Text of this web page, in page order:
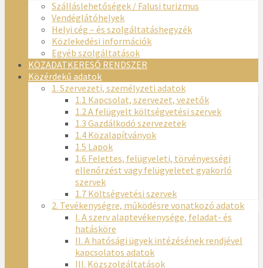
Szálláslehetőségek / Falusi turizmus
Vendéglátóhelyek
Helyi cég – és szolgáltatáshegyzék
Közlekedési információk
Egyéb szolgáltatások
KÖZADATKERESŐ RENDSZER
Közérdekű adatok
1. Szervezeti, személyzeti adatok
1.1 Kapcsolat, szervezet, vezetők
1.2 A felügyelt költségvetési szervek
1.3 Gazdálkodó szervezetek
1.4 Közalapítványok
1.5 Lapok
1.6 Felettes, felügyeleti, törvényességi
ellenőrzést vagy felügyeletet gyakorló
szervek
1.7 Költségvetési szervek
2. Tevékenységre, működésre vonatkozó adatok
I. A szerv alaptevékenysége, feladat- és
hatásköre
II. A hatósági ügyek intézésének rendjével
kapcsolatos adatok
III. Közszolgáltatások